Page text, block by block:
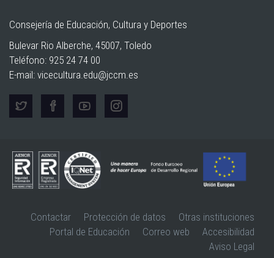
Consejería de Educación, Cultura y Deportes
Bulevar Rio Alberche, 45007, Toledo
Teléfono: 925 24 74 00
E-mail: vicecultura.edu@jccm.es
Contactar Protección de datos
Otras instituciones
Portal de Educación
Correo web
Accesibilidad
Aviso Legal